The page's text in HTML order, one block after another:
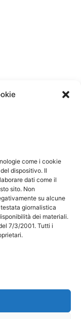
come i cookie
dispositivo. Il
dati come il
sito. Non
su alcune
giornalistica
dei materiali.
7/3/2001. Tutti i
Pertanto non
un prodotto
2001. Tutti i
proprietari;
commerciali,
essere
di Copyright
tecnici, in
Maggiori